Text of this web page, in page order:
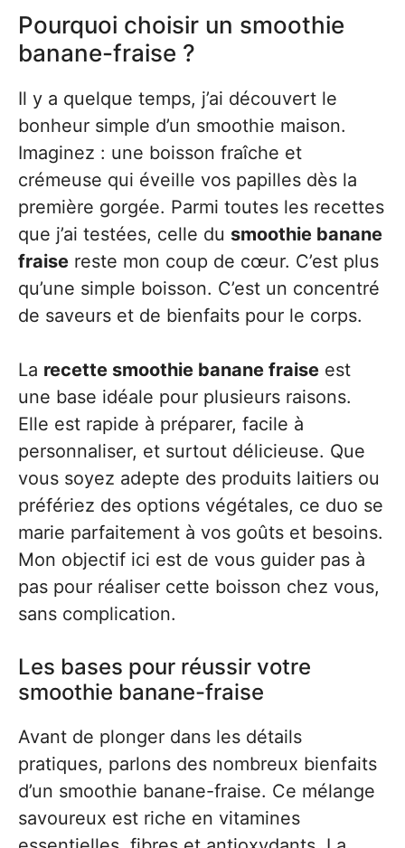
Pourquoi choisir un smoothie
banane-fraise ?
Il y a quelque temps, j’ai découvert le
bonheur simple d’un smoothie maison.
Imaginez : une boisson fraîche et
crémeuse qui éveille vos papilles dès la
première gorgée. Parmi toutes les recettes
que j’ai testées, celle du smoothie banane
fraise reste mon coup de cœur. C’est plus
qu’une simple boisson. C’est un concentré
de saveurs et de bienfaits pour le corps.
La recette smoothie banane fraise est
une base idéale pour plusieurs raisons.
Elle est rapide à préparer, facile à
personnaliser, et surtout délicieuse. Que
vous soyez adepte des produits laitiers ou
préfériez des options végétales, ce duo se
marie parfaitement à vos goûts et besoins.
Mon objectif ici est de vous guider pas à
pas pour réaliser cette boisson chez vous,
sans complication.
Les bases pour réussir votre
smoothie banane-fraise
Avant de plonger dans les détails
pratiques, parlons des nombreux bienfaits
d’un smoothie banane-fraise. Ce mélange
savoureux est riche en vitamines